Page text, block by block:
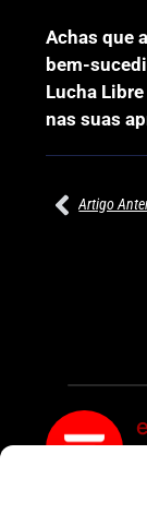
Achas que
bem-
Lucha
nas suas
Artigo
Por